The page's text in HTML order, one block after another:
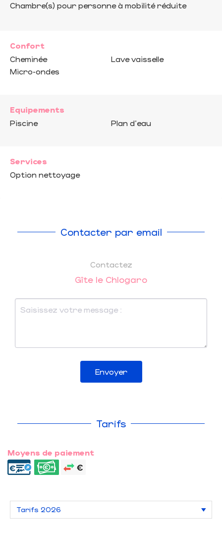
Chambre(s) pour personne à mobilité réduite
Confort
Cheminée
Micro-ondes
Lave vaisselle
Equipements
Piscine
Plan d'eau
Services
Option nettoyage
Contacter par email
Contactez
Gîte le Chlogaro
Envoyer
Tarifs
Moyens de paiement